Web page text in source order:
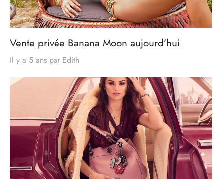
Vente privée Banana Moon aujourd’hui
Il y a 5 ans par Edith